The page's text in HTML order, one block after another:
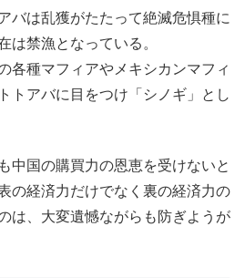
バは乱獲がたたって絶滅危惧種に
は禁漁となっている。
各種マフィアやメキシカンマフィ
トアバに目をつけ「シノギ」とし
中国の購買力の恩恵を受けないと
の経済力だけでなく裏の経済力の
は、大変遺憾ながらも防ぎようが